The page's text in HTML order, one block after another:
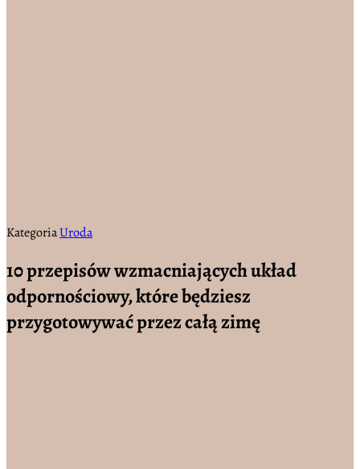
KategoriaUroda
10 przepisów wzmacniających układ
odpornościowy, które będziesz
przygotowywać przez całą zimę